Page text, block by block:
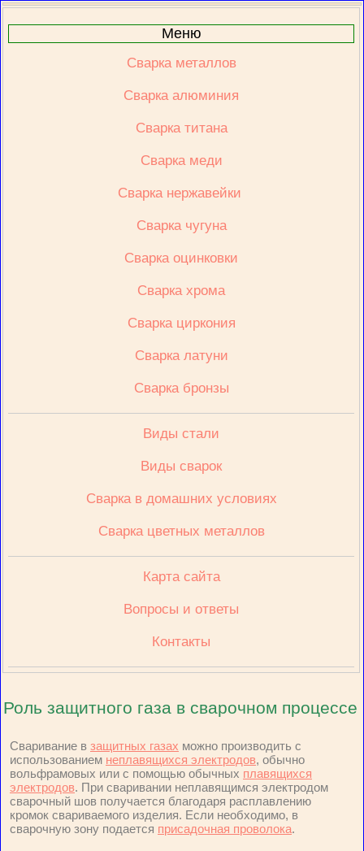
Меню
Сварка металлов
Сварка алюминия
Сварка титана
Сварка меди
Сварка нержавейки
Сварка чугуна
Сварка оцинковки
Сварка хрома
Сварка циркония
Сварка латуни
Сварка бронзы
Виды стали
Виды сварок
Сварка в домашних условиях
Сварка цветных металлов
Карта сайта
Вопросы и ответы
Контакты
Роль защитного газа в сварочном процессе
Сваривание в защитных газах можно производить с
использованием неплавящихся электродов, обычно
вольфрамовых или с помощью обычных плавящихся
электродов. При сваривании неплавящимся электродом
сварочный шов получается благодаря расплавлению
кромок свариваемого изделия. Если необходимо, в
сварочную зону подается присадочная проволока.